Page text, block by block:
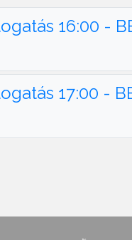
16:00 -
17:00 -